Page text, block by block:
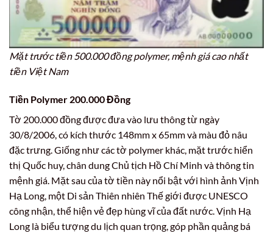
Mặt trước tiền 500.000 đồng polymer, mệnh giá cao nhất
tiền Việt Nam
Tiền Polymer 200.000 Đồng
Tờ 200.000 đồng được đưa vào lưu thông từ ngày
30/8/2006, có kích thước 148mm x 65mm và màu đỏ nâu
đặc trưng. Giống như các tờ polymer khác, mặt trước hiển
thị Quốc huy, chân dung Chủ tịch Hồ Chí Minh và thông tin
mệnh giá. Mặt sau của tờ tiền này nổi bật với hình ảnh Vịnh
Hạ Long, một Di sản Thiên nhiên Thế giới được UNESCO
công nhận, thể hiện vẻ đẹp hùng vĩ của đất nước. Vịnh Hạ
Long là biểu tượng du lịch quan trọng, góp phần quảng bá